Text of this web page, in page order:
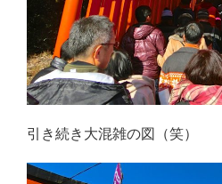
引き続き大混雑の図（笑）